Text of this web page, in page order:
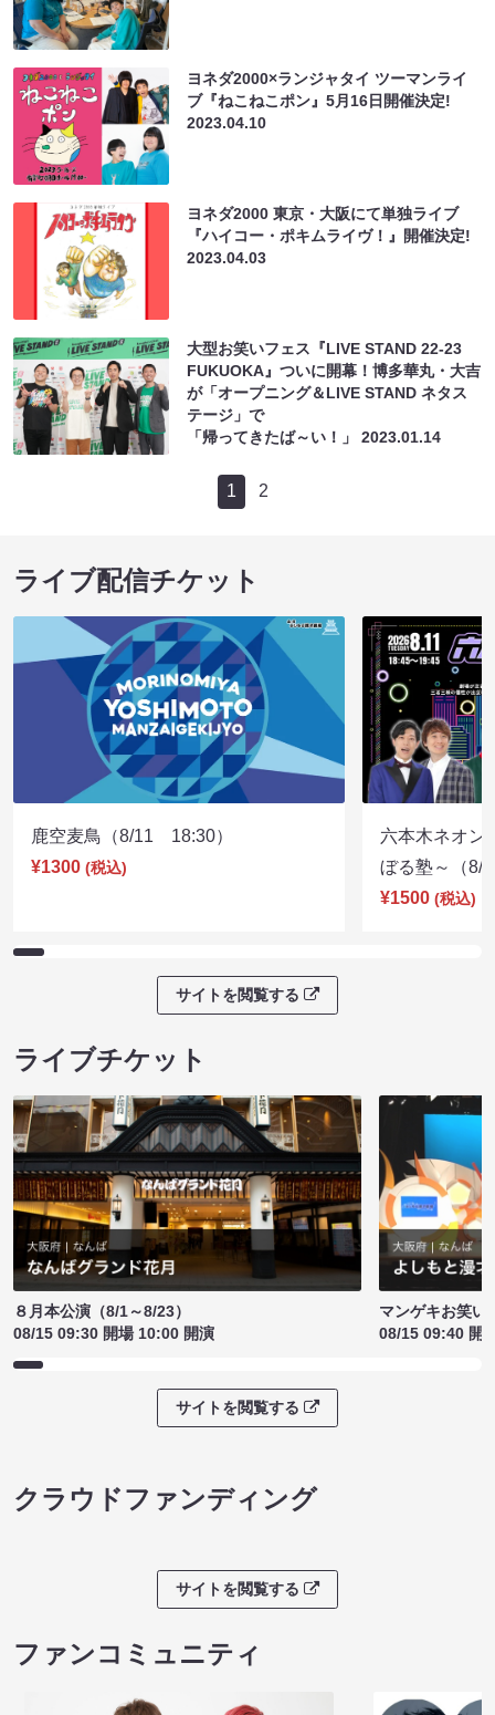
ヨネダ2000×ランジャタイ ツーマンライ
ブ『ねこねこポン』5月16日開催決定!
2023.04.10
ヨネダ2000 東京・大阪にて単独ライブ
『ハイコー・ポキムライヴ！』開催決定!
2023.04.03
大型お笑いフェス『LIVE STAND 22-23
FUKUOKA』ついに開幕！博多華丸・大吉
が「オープニング＆LIVE STAND ネタス
テージ」で
「帰ってきたば～い！」2023.01.14
1 2
ライブ配信チケット
鹿空麦鳥（8/11 18:30）
¥1300 (税込)
六本木ネオン
ぼる塾～（
¥1500 (税込)
サイトを閲覧する
ライブチケット
８月本公演（8/1～8/23）
08/15 09:30 開場 10:00 開演
マンゲキお笑い
08/15 09:40 開
サイトを閲覧する
クラウドファンディング
サイトを閲覧する
ファンコミュニティ